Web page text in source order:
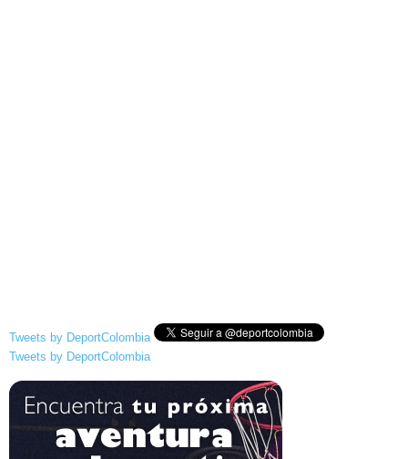
Tweets by DeportColombia
Tweets by DeportColombia